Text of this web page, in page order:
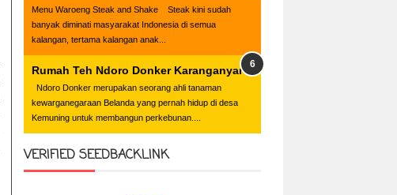
Menu Waroeng Steak and Shake Steak kini sudah
banyak diminati masyarakat Indonesia di semua
kalangan, tertama kalangan anak...
Rumah Teh Ndoro Donker Karanganyar
Ndoro Donker merupakan seorang ahli tanaman
kewarganegaraan Belanda yang pernah hidup di desa
Kemuning untuk membangun perkebunan....
VERIFIED SEEDBACKLINK